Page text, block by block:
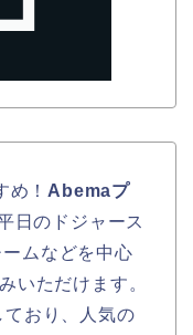
！ Abemaプ
日のドジャース
ムなどを中心
いただけます。
おり、人気の